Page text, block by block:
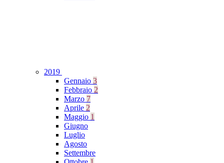
2019
Gennaio 3
Febbraio 2
Marzo 7
Aprile 2
Maggio 1
Giugno
Luglio
Agosto
Settembre